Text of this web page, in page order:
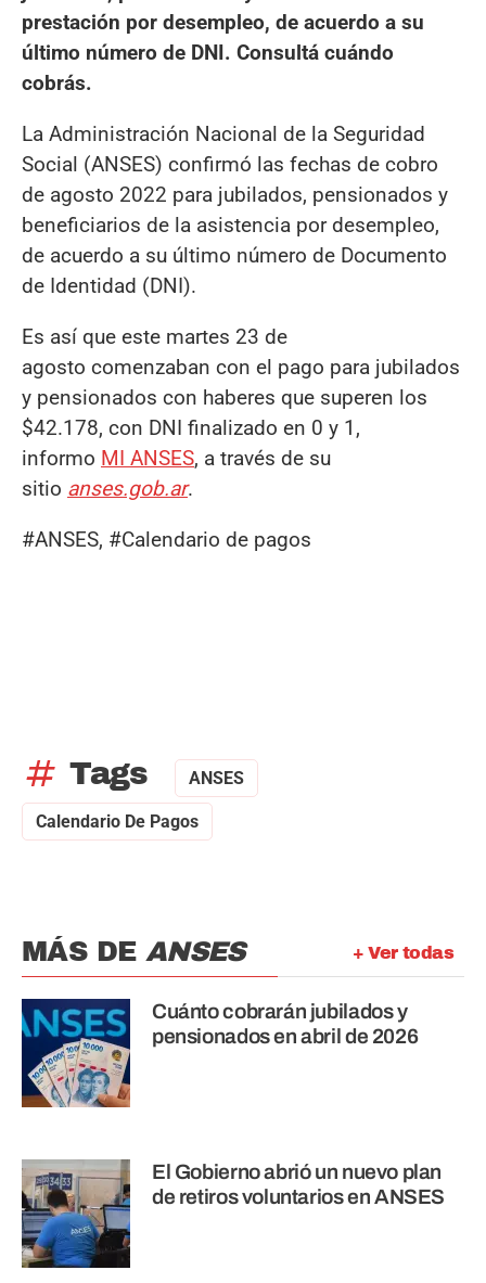
prestación por desempleo, de acuerdo a su
último número de DNI. Consultá cuándo
cobrás.
La Administración Nacional de la Seguridad
Social (ANSES) confirmó las fechas de cobro
de agosto 2022 para jubilados, pensionados y
beneficiarios de la asistencia por desempleo,
de acuerdo a su último número de Documento
de Identidad (DNI).
Es así que este martes 23 de
agosto comenzaban con el pago para jubilados
y pensionados con haberes que superen los
$42.178, con DNI finalizado en 0 y 1,
informo MI ANSES, a través de su
sitio anses.gob.ar.
#ANSES, #Calendario de pagos
tag Tags ANSES
Calendario De Pagos
+ Ver todas
MÁS DE ANSES
Cuánto cobrarán jubilados y
pensionados en abril de 2026
El Gobierno abrió un nuevo plan
de retiros voluntarios en ANSES